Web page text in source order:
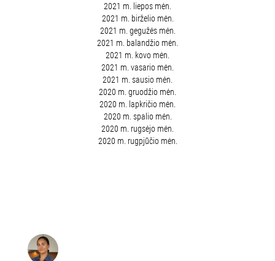
2021 m. liepos mėn.
2021 m. birželio mėn.
2021 m. gegužės mėn.
2021 m. balandžio mėn.
2021 m. kovo mėn.
2021 m. vasario mėn.
2021 m. sausio mėn.
2020 m. gruodžio mėn.
2020 m. lapkričio mėn.
2020 m. spalio mėn.
2020 m. rugsėjo mėn.
2020 m. rugpjūčio mėn.